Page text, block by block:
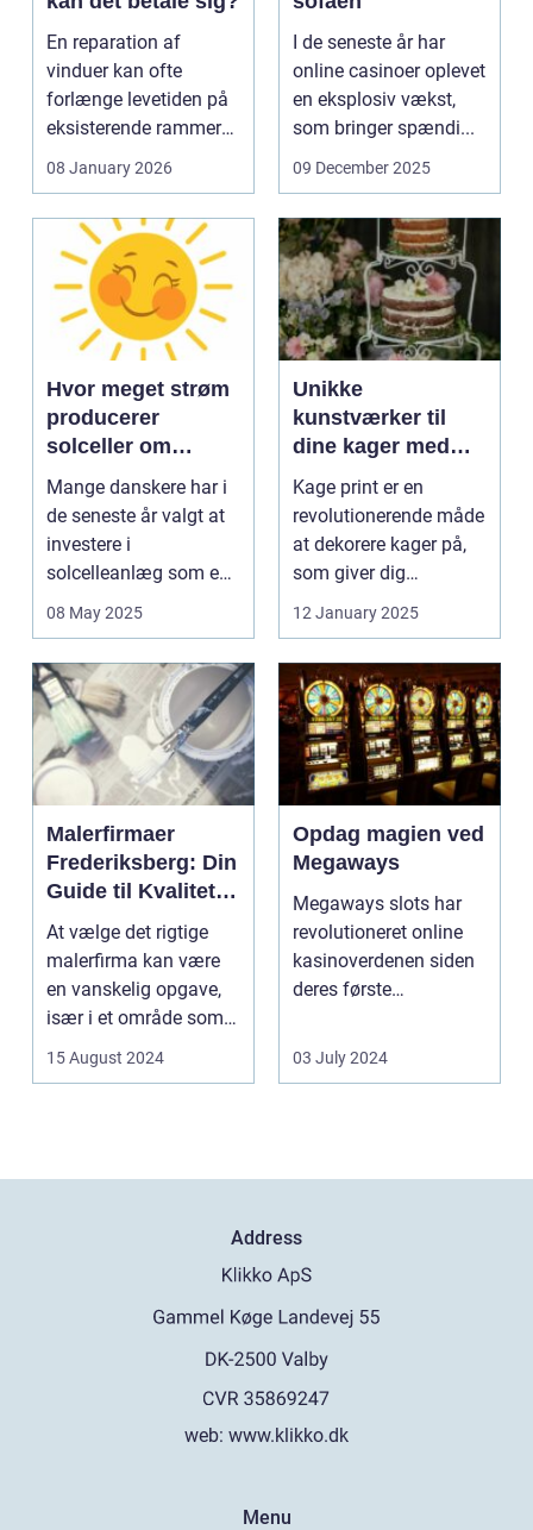
En reparation af
vinduer kan ofte
forlænge levetiden på
eksisterende rammer
08 January 2026
I de seneste år har
online casinoer oplevet
en eksplosiv vækst,
som bringer spændi...
09 December 2025
Hvor meget strøm
producerer
solceller om
vinteren?
Mange danskere har i
de seneste år valgt at
investere i
solcelleanlæg som en
08 May 2025
Unikke
kunstværker til
dine kager med
kage print
Kage print er en
revolutionerende måde
at dekorere kager på,
som giver dig
12 January 2025
Malerfirmaer
Frederiksberg: Din
Guide til Kvalitet
og Service
At vælge det rigtige
malerfirma kan være
en vanskelig opgave,
især i et område som
15 August 2024
Opdag magien ved
Megaways
Megaways slots har
revolutioneret online
kasinoverdenen siden
deres første
spillea...
03 July 2024
Address
web: www.klikko.dk
Menu